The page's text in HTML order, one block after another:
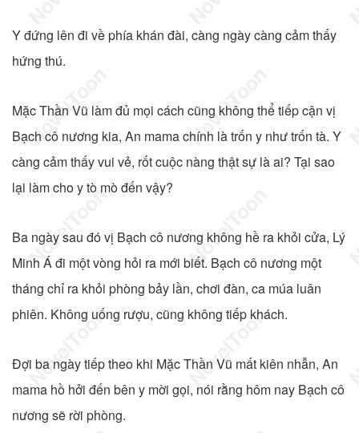
Y đứng lên đi về phía khán đài, càng ngày càng cảm thấy
hứng thú.
Mặc Thần Vũ làm đủ mọi cách cũng không thể tiếp cận vị
Bạch cô nương kia, An mama chính là trốn y như trốn tà. Y
càng cảm thấy vui vẻ, rốt cuộc nàng thật sự là ai? Tại sao
lại làm cho y tò mò đến vậy?
Ba ngày sau đó vị Bạch cô nương không hề ra khỏi cửa, Lý
Minh Á đi một vòng hỏi ra mới biết. Bạch cô nương một
tháng chỉ ra khỏi phòng bảy lần, chơi đàn, ca múa luân
phiên. Không uống rượu, cũng không tiếp khách.
Đợi ba ngày tiếp theo khi Mặc Thần Vũ mất kiên nhẫn, An
mama hồ hởi đến bên y mời gọi, nói rằng hôm nay Bạch cô
nương sẽ rời phòng.